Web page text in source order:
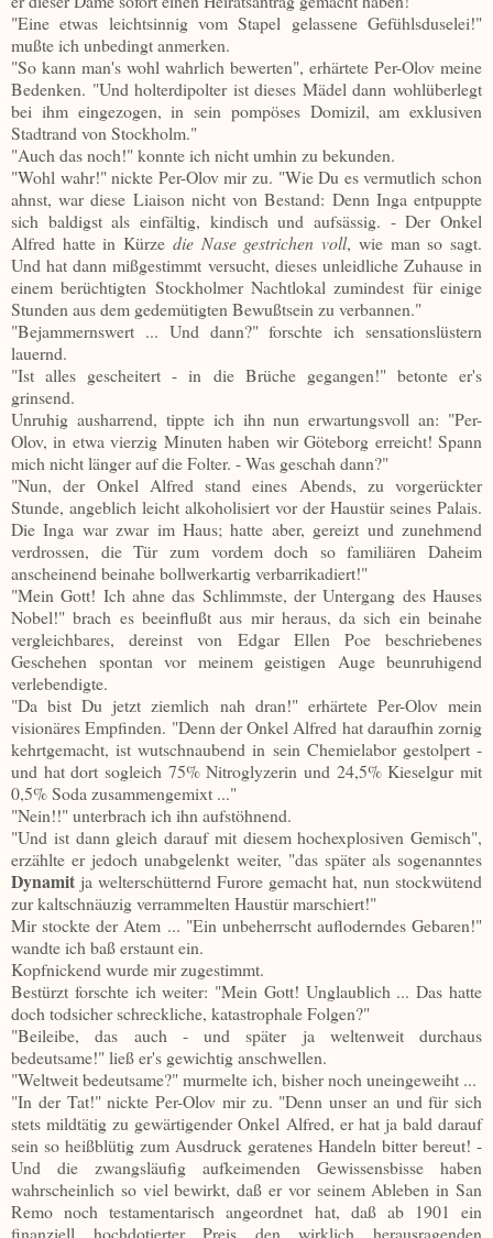
"Eine etwas leichtsinnig vom Stapel gelassene Gefühlsduselei!"
mußte ich unbedingt anmerken.
"So kann man's wohl wahrlich bewerten", erhärtete Per-Olov meine
Bedenken. "Und holterdipolter ist dieses Mädel dann wohlüberlegt
bei ihm eingezogen, in sein pompöses Domizil, am exklusiven
Stadtrand von Stockholm."
"Auch das noch!" konnte ich nicht umhin zu bekunden.
"Wohl wahr!" nickte Per-Olov mir zu. "Wie Du es vermutlich schon
ahnst, war diese Liaison nicht von Bestand: Denn Inga entpuppte
sich baldigst als einfältig, kindisch und aufsässig. - Der Onkel
Alfred hatte in Kürze die Nase gestrichen voll, wie man so sagt.
Und hat dann mißgestimmt versucht, dieses unleidliche Zuhause in
einem berüchtigten Stockholmer Nachtlokal zumindest für einige
Stunden aus dem gedemütigten Bewußtsein zu verbannen."
"Bejammernswert ... Und dann?" forschte ich sensationslüstern
lauernd.
"Ist alles gescheitert - in die Brüche gegangen!" betonte er's
grinsend.
Unruhig ausharrend, tippte ich ihn nun erwartungsvoll an: "Per-
Olov, in etwa vierzig Minuten haben wir Göteborg erreicht! Spann
mich nicht länger auf die Folter. - Was geschah dann?"
"Nun, der Onkel Alfred stand eines Abends, zu vorgerückter
Stunde, angeblich leicht alkoholisiert vor der Haustür seines Palais.
Die Inga war zwar im Haus; hatte aber, gereizt und zunehmend
verdrossen, die Tür zum vordem doch so familiären Daheim
anscheinend beinahe bollwerkartig verbarrikadiert!"
"Mein Gott! Ich ahne das Schlimmste, der Untergang des Hauses
Nobel!" brach es beeinflußt aus mir heraus, da sich ein beinahe
vergleichbares, dereinst von Edgar Ellen Poe beschriebenes
Geschehen spontan vor meinem geistigen Auge beunruhigend
verlebendigte.
"Da bist Du jetzt ziemlich nah dran!" erhärtete Per-Olov mein
visionäres Empfinden. "Denn der Onkel Alfred hat daraufhin zornig
kehrtgemacht, ist wutschnaubend in sein Chemielabor gestolpert -
und hat dort sogleich 75% Nitroglyzerin und 24,5% Kieselgur mit
0,5% Soda zusammengemixt ..."
"Nein!!" unterbrach ich ihn aufstöhnend.
"Und ist dann gleich darauf mit diesem hochexplosiven Gemisch",
erzählte er jedoch unabgelenkt weiter, "das später als sogenanntes
Dynamit ja welterschütternd Furore gemacht hat, nun stockwütend
zur kaltschnäuzig verrammelten Haustür marschiert!"
Mir stockte der Atem ... "Ein unbeherrscht aufloderndes Gebaren!"
wandte ich baß erstaunt ein.
Kopfnickend wurde mir zugestimmt.
Bestürzt forschte ich weiter: "Mein Gott! Unglaublich ... Das hatte
doch todsicher schreckliche, katastrophale Folgen?"
"Beileibe, das auch - und später ja weltenweit durchaus
bedeutsame!" ließ er's gewichtig anschwellen.
"Weltweit bedeutsame?" murmelte ich, bisher noch uneingeweiht ...
"In der Tat!" nickte Per-Olov mir zu. "Denn unser an und für sich
stets mildtätig zu gewärtigender Onkel Alfred, er hat ja bald darauf
sein so heißblütig zum Ausdruck geratenes Handeln bitter bereut! -
Und die zwangsläufig aufkeimenden Gewissensbisse haben
wahrscheinlich so viel bewirkt, daß er vor seinem Ableben in San
Remo noch testamentarisch angeordnet hat, daß ab 1901 ein
finanziell hochdotierter Preis den wirklich herausragenden